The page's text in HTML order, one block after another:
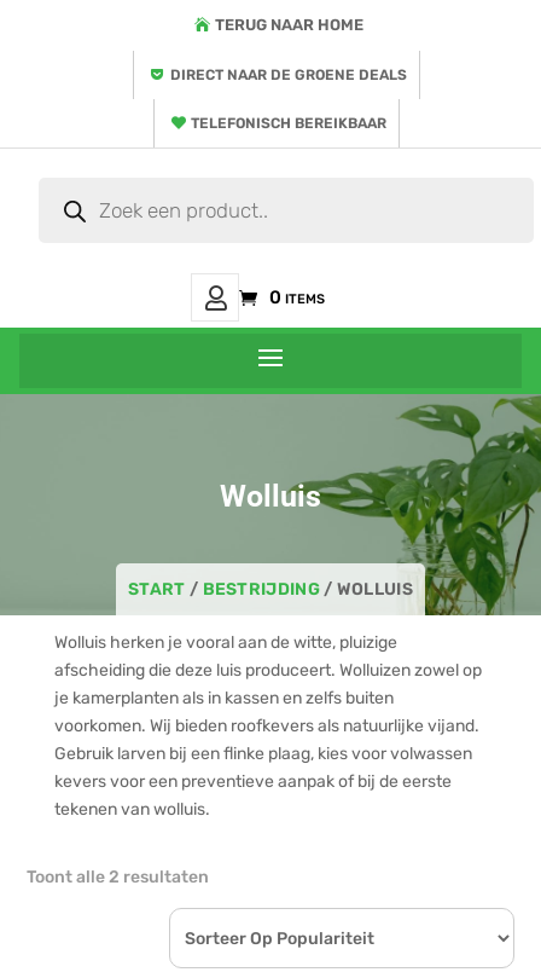
TERUG NAAR HOME
DIRECT NAAR DE GROENE DEALS
TELEFONISCH BEREIKBAAR
zoeken
Mijn
0 items
Wolluis
START / BESTRIJDING/ WOLLUIS
Wolluis herken je vooral aan de witte, pluizige
afscheiding die deze luis produceert. Wolluizen zowel op
je kamerplanten als in kassen en zelfs buiten
voorkomen. Wij bieden roofkevers als natuurlijke vijand.
Gebruik larven bij een flinke plaag, kies voor volwassen
kevers voor een preventieve aanpak of bij de eerste
tekenen van wolluis.
Toont alle 2 resultaten
op
populariteit